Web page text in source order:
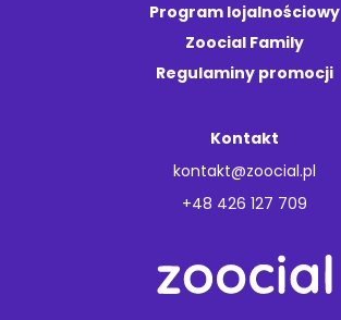
Program lojalnościowy
Zoocial Family
Regulaminy promocji
Kontakt
kontakt@zoocial.pl
+48 426 127 709